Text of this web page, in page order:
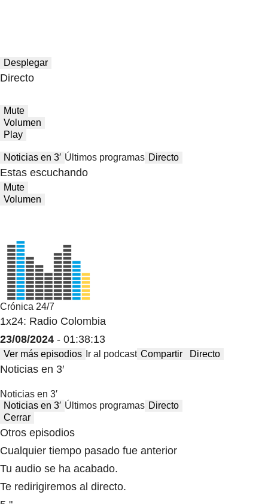
Desplegar
Directo
Mute
Volumen
Play
Noticias en 3′ Últimos programas Directo
Estas escuchando
Mute
Volumen
Crónica 24/7
1x24: Radio Colombia
23/08/2024 - 01:38:13
Ver más episodios Ir al podcast Compartir Directo
Noticias en 3′
Noticias en 3′
Noticias en 3′ Últimos programas Directo
Cerrar
Otros episodios
Cualquier tiempo pasado fue anterior
Tu audio se ha acabado.
Te redirigiremos al directo.